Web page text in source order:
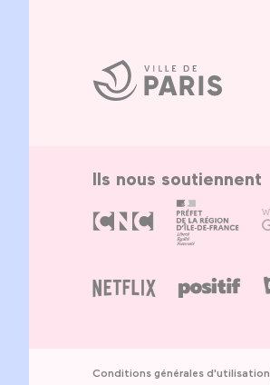
Ville
de
Paris
Ils nous soutiennent
Conditions générales d'utilisation